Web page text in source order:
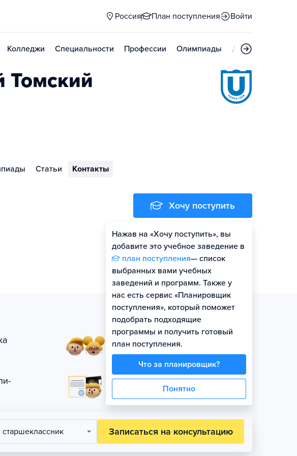
Россия План поступления Войти
Колледжи Специальности Профессии Олимпиады Дни открытых
Томский
Статьи Контакты
Хочу поступить
Нажав на «Хочу поступить», вы
добавите это учебное заведение в
план поступления— список
выбранных вами учебных
заведений и программ. Также у
нас есть сервис «Планировщик
поступления», который поможет
подобрать подходящие
программы и получить готовый
план поступления.
Что за планировщик?
Понятно
Оценить шансы
Занятия в небольших
группах по уровню
Официальная гарантия
поступления на бюджет
Я старшеклассник Записаться на консультацию